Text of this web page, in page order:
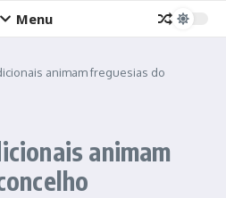
Menu
animam freguesias do
animam